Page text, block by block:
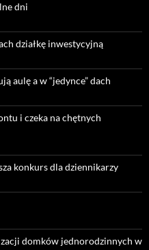
dni
działkę inwestycyjną
aulę a w “jedynce” dach
i czeka na chętnych
konkurs dla dziennikarzy
domków jednorodzinnych w